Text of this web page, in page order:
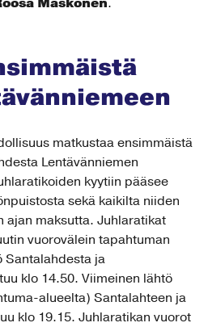
matkustaa ensimmäistä
Lentävänniemen
kyytiin pääsee
sekä kaikilta niiden
ajan maksutta. Juhlaratikat
vuorovälein tapahtuman
Santalahdesta ja
klo 14.50. Viimeinen lähtö
alueelta) Santalahteen ja
klo 19.15. Juhlaratikan vuorot